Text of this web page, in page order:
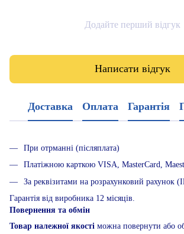
Додайте перший відгук
Написати відгук
Доставка Оплата Гарантія
При отрманні (післяплата)
Платіжною карткою VISA, MasterCard,
За реквізитами на розрахунковий рахунок
Гарантія від виробника 12 місяців.
Повернення та обмін
Товар належної якості можна повернути або